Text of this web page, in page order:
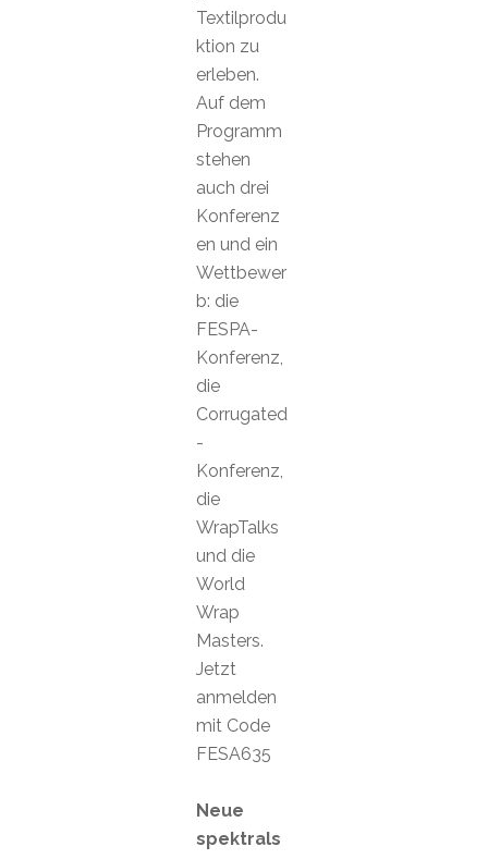
Textilprodu
ktion zu
erleben.
Auf dem
Programm
stehen
auch drei
Konferenz
en und ein
Wettbewer
b: die
FESPA-
Konferenz,
die
Corrugated
-
Konferenz,
die
WrapTalks
und die
World
Wrap
Masters.
Jetzt
anmelden
mit Code
FESA635
Neue
spektrals